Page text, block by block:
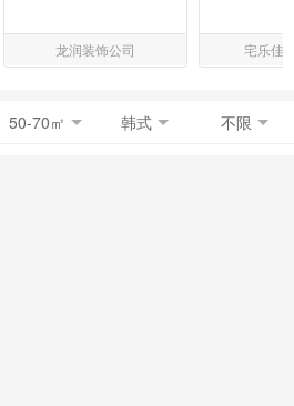
龙润装饰公司 宅乐佳
50-70㎡ 韩式 不限